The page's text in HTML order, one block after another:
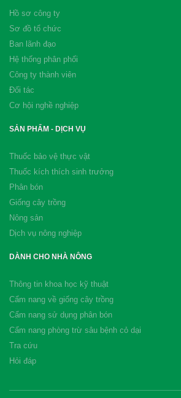
Hồ sơ công ty
Sơ đồ tổ chức
Ban lãnh đạo
Hệ thống phân phối
Công ty thành viên
Đối tác
Cơ hội nghề nghiệp
SẢN PHẨM - DỊCH VỤ
Thuốc bảo vệ thực vật
Thuốc kích thích sinh trưởng
Phân bón
Giống cây trồng
Nông sản
Dịch vụ nông nghiệp
DÀNH CHO NHÀ NÔNG
Thông tin khoa học kỹ thuật
Cẩm nang về giống cây trồng
Cẩm nang sử dụng phân bón
Cẩm nang phòng trừ sâu bệnh cỏ dại
Tra cứu
Hỏi đáp